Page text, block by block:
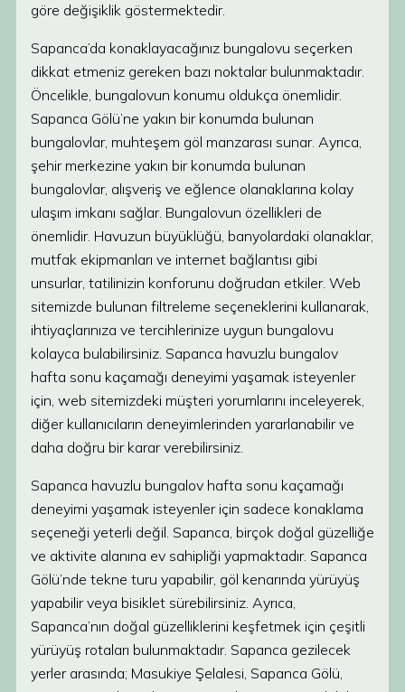
göre değişiklik göstermektedir.
Sapanca’da konaklayacağınız bungalovu seçerken
dikkat etmeniz gereken bazı noktalar bulunmaktadır.
Öncelikle, bungalovun konumu oldukça önemlidir.
Sapanca Gölü’ne yakın bir konumda bulunan
bungalovlar, muhteşem göl manzarası sunar. Ayrıca,
şehir merkezine yakın bir konumda bulunan
bungalovlar, alışveriş ve eğlence olanaklarına kolay
ulaşım imkanı sağlar. Bungalovun özellikleri de
önemlidir. Havuzun büyüklüğü, banyolardaki olanaklar,
mutfak ekipmanları ve internet bağlantısı gibi
unsurlar, tatilinizin konforunu doğrudan etkiler. Web
sitemizde bulunan filtreleme seçeneklerini kullanarak,
ihtiyaçlarınıza ve tercihlerinize uygun bungalovu
kolayca bulabilirsiniz. Sapanca havuzlu bungalov
hafta sonu kaçamağı deneyimi yaşamak isteyenler
için, web sitemizdeki müşteri yorumlarını inceleyerek,
diğer kullanıcıların deneyimlerinden yararlanabilir ve
daha doğru bir karar verebilirsiniz.
Sapanca havuzlu bungalov hafta sonu kaçamağı
deneyimi yaşamak isteyenler için sadece konaklama
seçeneği yeterli değil. Sapanca, birçok doğal güzelliğe
ve aktivite alanına ev sahipliği yapmaktadır. Sapanca
Gölü’nde tekne turu yapabilir, göl kenarında yürüyüş
yapabilir veya bisiklet sürebilirsiniz. Ayrıca,
Sapanca’nın doğal güzelliklerini keşfetmek için çeşitli
yürüyüş rotaları bulunmaktadır. Sapanca gezilecek
yerler arasında; Masukiye Şelalesi, Sapanca Gölü,